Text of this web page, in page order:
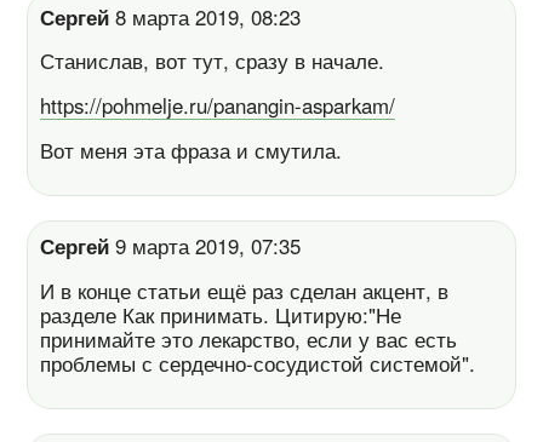
Сергей 8 марта 2019, 08:23
Станислав, вот тут, сразу в начале.
https://pohmelje.ru/panangin-asparkam/
Вот меня эта фраза и смутила.
Сергей 9 марта 2019, 07:35
И в конце статьи ещё раз сделан акцент, в
разделе Как принимать. Цитирую:"Не
принимайте это лекарство, если у вас есть
проблемы с сердечно-сосудистой системой".